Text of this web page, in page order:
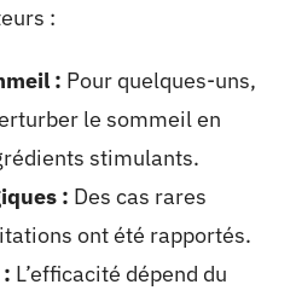
:
: Pour quelques-uns,
le sommeil en
stimulants.
: Des cas rares
ont été rapportés.
L’efficacité dépend du